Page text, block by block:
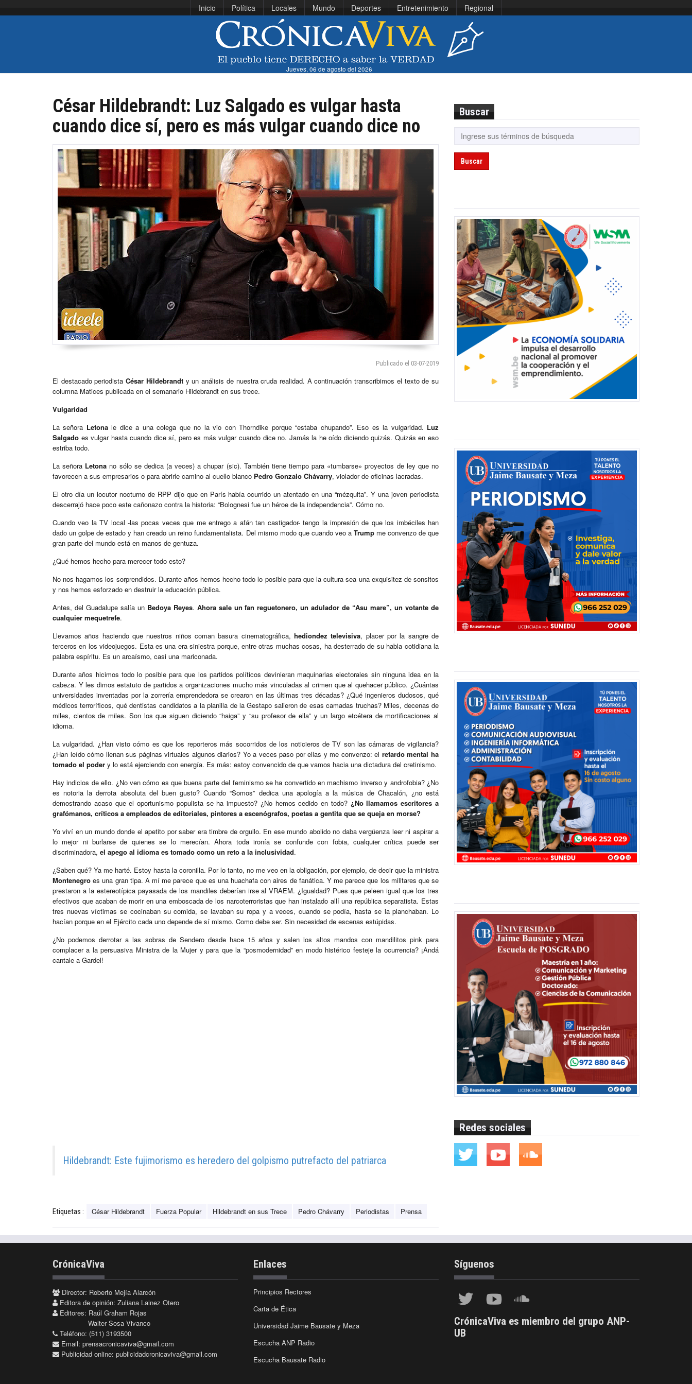
Inicio Política Locales Mundo Deportes Entretenimiento Regional
Jueves, 06 de agosto del 2026
César Hildebrandt: Luz Salgado es vulgar hasta
cuando dice sí, pero es más vulgar cuando dice no
Publicado el 03-07-2019
El destacado periodistaCésar Hildebrandty un análisis de nuestra cruda realidad. A continuación transcribimos el texto de su
columna Matices publicada en el semanario Hildebrandt en sus trece.
Vulgaridad
La señora Letonale dice a una colega que no la vio con Thorndike porque “estaba chupando”. Eso es la vulgaridad. Luz
Salgado es vulgar hasta cuando dice sí, pero es más vulgar cuando dice no. Jamás la he oído diciendo quizás. Quizás en eso
estriba todo.
La señora Letona no sólo se dedica (a veces) a chupar (sic). También tiene tiempo para «tumbarse» proyectos de ley que no
favorecen a sus empresarios o para abrirle camino al cuello blanco Pedro Gonzalo Chávarry, violador de oficinas lacradas.
El otro día un locutor nocturno de RPP dijo que en París había ocurrido un atentado en una “mézquita”. Y una joven periodista
descerrajó hace poco este cañonazo contra la historia: “Bolognesi fue un héroe de la independencia”. Cómo no.
Cuando veo la TV local -las pocas veces que me entrego a afán tan castigador- tengo la impresión de que los imbéciles han
dado un golpe de estado y han creado un reino fundamentalista. Del mismo modo que cuando veo a Trumpme convenzo de que
gran parte del mundo está en manos de gentuza.
¿Qué hemos hecho para merecer todo esto?
No nos hagamos los sorprendidos. Durante años hemos hecho todo lo posible para que la cultura sea una exquisitez de sonsitos
y nos hemos esforzado en destruir la educación pública.
Antes, del Guadalupe salía unBedoya Reyes. Ahora sale un fan reguetonero, un adulador de “Asu mare”, un votante de
cualquier mequetrefe.
Llevamos años haciendo que nuestros niños coman basura cinematográfica, hediondez televisiva, placer por la sangre de
terceros en los videojuegos. Esta es una era siniestra porque, entre otras muchas cosas, ha desterrado de su habla cotidiana la
palabra espíritu. Es un arcaísmo, casi una mariconada.
Durante años hicimos todo lo posible para que los partidos políticos devinieran maquinarias electorales sin ninguna idea en la
cabeza. Y les dimos estatuto de partidos a organizaciones mucho más vinculadas al crimen que al quehacer público. ¿Cuántas
universidades inventadas por la zorrería emprendedora se crearon en las últimas tres décadas? ¿Qué ingenieros dudosos, qué
médicos terroríficos, qué dentistas candidatos a la planilla de la Gestapo salieron de esas camadas truchas? Miles, decenas de
miles, cientos de miles. Son los que siguen diciendo “haiga” y “su profesor de ella” y un largo etcétera de mortificaciones al
idioma.
La vulgaridad. ¿Han visto cómo es que los reporteros más socorridos de los noticieros de TV son las cámaras de vigilancia?
¿Han leído cómo llenan sus páginas virtuales algunos diarios? Yo a veces paso por ellas y me convenzo: el retardo mental ha
tomado el poder y lo está ejerciendo con energía. Es más: estoy convencido de que vamos hacia una dictadura del cretinismo.
Hay indicios de ello. ¿No ven cómo es que buena parte del feminismo se ha convertido en machismo inverso y androfobia? ¿No
es notoria la derrota absoluta del buen gusto? Cuando “Somos” dedica una apología a la música de Chacalón, ¿no está
demostrando acaso que el oportunismo populista se ha impuesto? ¿No hemos cedido en todo? ¿No llamamos escritores a
grafómanos, críticos a empleados de editoriales, pintores a escenógrafos, poetas a gentita que se queja en morse?
Yo viví en un mundo donde el apetito por saber era timbre de orgullo. En ese mundo abolido no daba vergüenza leer ni aspirar a
lo mejor ni burlarse de quienes se lo merecían. Ahora toda ironía se confunde con fobia, cualquier crítica puede ser
discriminadora, el apego al idioma es tomado como un reto a la inclusividad.
¿Saben qué? Ya me harté. Estoy hasta la coronilla. Por lo tanto, no me veo en la obligación, por ejemplo, de decir que la ministra
Montenegro es una gran tipa. A mí me parece que es una huachafa con aires de fanática. Y me parece que los militares que se
prestaron a la estereotípica payasada de los mandiles deberían irse al VRAEM. ¿Igualdad? Pues que peleen igual que los tres
efectivos que acaban de morir en una emboscada de los narcoterroristas que han instalado allí una república separatista. Estas
tres nuevas víctimas se cocinaban su comida, se lavaban su ropa y a veces, cuando se podía, hasta se la planchaban. Lo
hacían porque en el Ejército cada uno depende de sí mismo. Como debe ser. Sin necesidad de escenas estúpidas.
¿No podemos derrotar a las sobras de Sendero desde hace 15 años y salen los altos mandos con mandilitos pink para
complacer a la persuasiva Ministra de la Mujer y para que la “posmodernidad” en modo histérico festeje la ocurrencia? ¡Andá
cantale a Gardel!
Hildebrandt: Este fujimorismo es heredero del golpismo putrefacto del patriarca
Etiquetas : César Hildebrandt Fuerza Popular Hildebrandt en sus Trece Pedro Chávarry Periodistas Prensa
Buscar
Buscar
Redes sociales
CrónicaViva
Director: Roberto Mejía Alarcón
Editora de opinión: Zuliana Lainez Otero
Editores: Raúl Graham Rojas
Walter Sosa Vivanco
Teléfono: (511) 3193500
Email: prensacronicaviva@gmail.com
Publicidad online: publicidadcronicaviva@gmail.com
Enlaces
Principios Rectores
Carta de Ética
Universidad Jaime Bausate y Meza
Escucha ANP Radio
Escucha Bausate Radio
Síguenos
CrónicaViva es miembro del grupo ANP-
UB